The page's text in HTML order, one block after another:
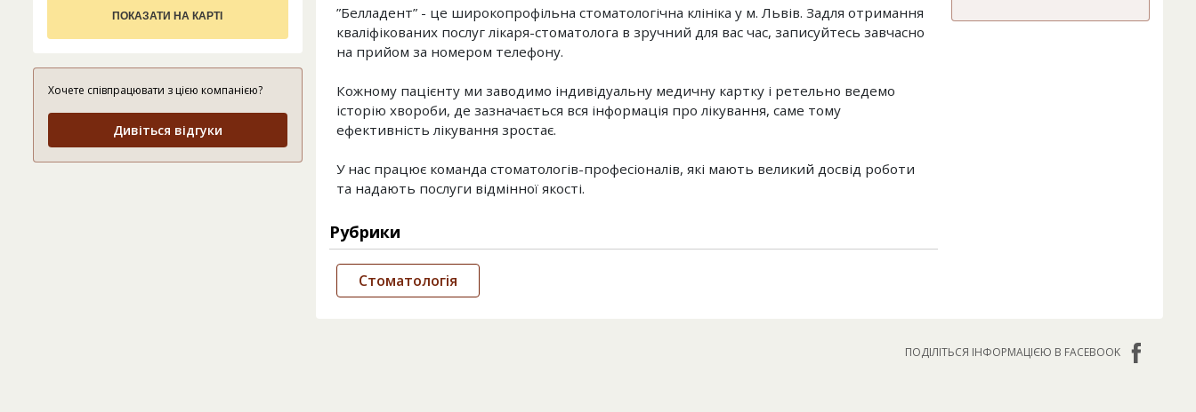
ПОКАЗАТИ НА КАРТІ
Хочете співпрацювати з цією компанією?
Дивіться відгуки
”Белладент” - це широкопрофільна стоматологічна клініка у м. Львів. Задля отримання
кваліфікованих послуг лікаря-стоматолога в зручний для вас час, записуйтесь завчасно
на прийом за номером телефону.
Кожному пацієнту ми заводимо індивідуальну медичну картку і ретельно ведемо
історію хвороби, де зазначається вся інформація про лікування, саме тому
ефективність лікування зростає.
У нас працює команда стоматологів-професіоналів, які мають великий досвід роботи
та надають послуги відмінної якості.
Рубрики
Стоматологія
ПОДІЛІТЬСЯ ІНФОРМАЦІЄЮ В FACEBOOK